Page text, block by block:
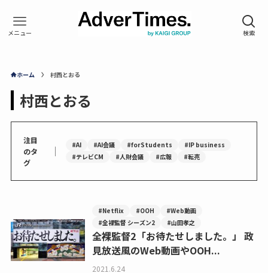
ホーム 村西とおる
村西とおる
注目
のタ
グ
｜ #AI #AI会議 #forStudents
#IP business
#テレビCM
#人財会議 #広報 #転売
#Netflix #OOH
#Web動画
#全裸監督 シーズン2
#山田孝之
全裸監督2「お待たせしました。」 政
見放送風のWeb動画やOOH...
2021.6.24